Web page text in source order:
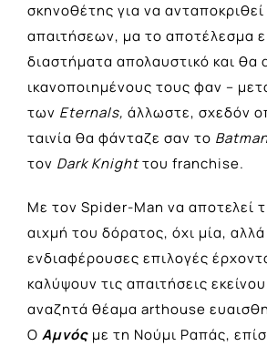
σκηνοθέτης για να
απαιτήσεων, μα το αποτέλεσμα
διαστήματα απολαυστικό και θα
ικανοποιημένους τους φαν –
των Eternals, άλλωστε, σχεδόν
ταινία θα φάνταζε σαν το
τον Dark Knightτου franchise.
Με τον Spider-Man να αποτελεί
αιχμή του δόρατος, όχι μία,
ενδιαφέρουσες επιλογές
καλύψουν τις απαιτήσεις
αναζητά θέαμα arthouse
Ο Αμνός με τη Νούμι Ραπάς,